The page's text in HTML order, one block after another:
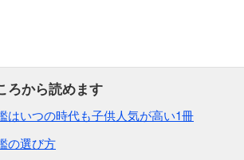
はいつの時代も子供人気が高い1冊
の選び方